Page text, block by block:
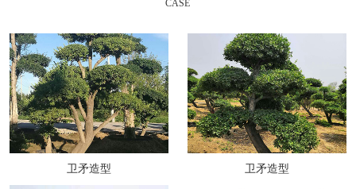
CASE
卫矛造型 卫矛造型